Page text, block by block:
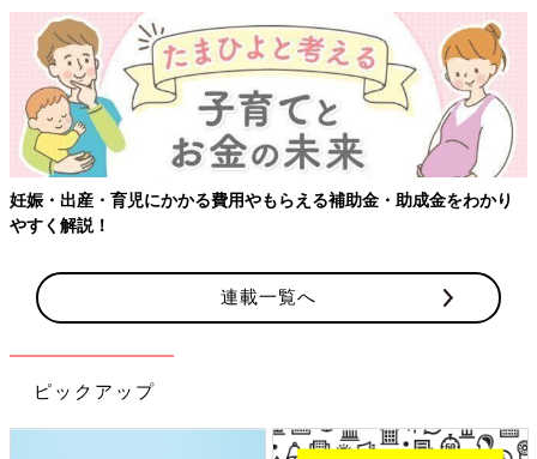
【ワクチン接種できるものも】妊婦の感染症対策、知っておいて！
連載一覧へ
ピックアップ